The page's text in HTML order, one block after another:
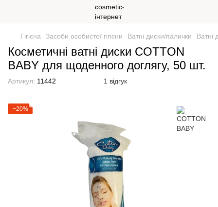
Гігієна Засоби особистої гігієни Ватні диски/палички Ватні
Косметичні ватні диски COTTON
BABY для щоденного доглягу, 50 шт.
Артикул: 11442 1 відгук
−20%